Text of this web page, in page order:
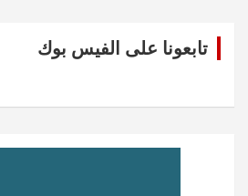
تابعونا على الفيس بوك